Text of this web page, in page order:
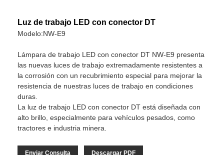
Luz de trabajo LED con conector DT
Modelo:NW-E9
Lámpara de trabajo LED con conector DT NW-E9 presenta
las nuevas luces de trabajo extremadamente resistentes a
la corrosión con un recubrimiento especial para mejorar la
resistencia de nuestras luces de trabajo en condiciones
duras.
La luz de trabajo LED con conector DT está diseñada con
alto brillo, especialmente para vehículos pesados, como
tractores e industria minera.
Enviar Consulta Descargar PDF